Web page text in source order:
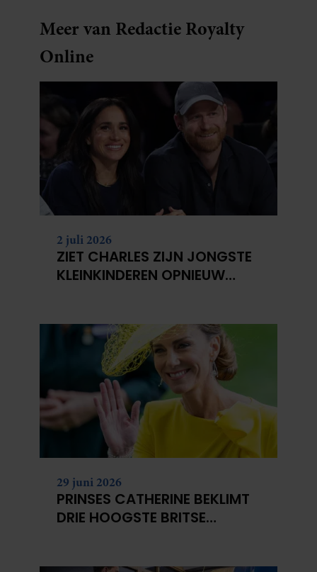
Meer van Redactie Royalty
Online
2 juli 2026
ZIET CHARLES ZIJN JONGSTE
KLEINKINDEREN OPNIEUW
29 juni 2026
PRINSES CATHERINE BEKLIMT
DRIE HOOGSTE BRITSE